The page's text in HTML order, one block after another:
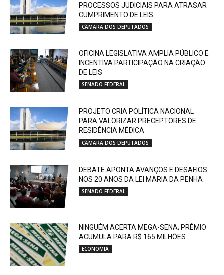
PROCESSOS JUDICIAIS PARA ATRASAR
CUMPRIMENTO DE LEIS
CÂMARA DOS DEPUTADOS
OFICINA LEGISLATIVA AMPLIA PÚBLICO E
INCENTIVA PARTICIPAÇÃO NA CRIAÇÃO
DE LEIS
SENADO FEDERAL
PROJETO CRIA POLÍTICA NACIONAL
PARA VALORIZAR PRECEPTORES DE
RESIDÊNCIA MÉDICA
CÂMARA DOS DEPUTADOS
DEBATE APONTA AVANÇOS E DESAFIOS
NOS 20 ANOS DA LEI MARIA DA PENHA
SENADO FEDERAL
NINGUÉM ACERTA MEGA-SENA; PRÊMIO
ACUMULA PARA R$ 165 MILHÕES
ECONOMIA